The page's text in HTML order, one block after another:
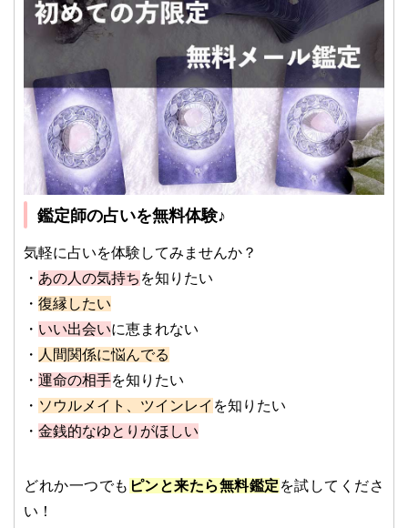
鑑定師の占いを無料体験♪
気軽に占いを体験してみませんか？
・ あの人の気持ち を知りたい
・ 復縁したい
・ いい出会いに恵まれない
・ 人間関係に悩んでる
・ 運命の相手を知りたい
・ ソウルメイト、ツインレイ を知りたい
・ 金銭的なゆとりがほしい
どれか一つでも ピンと来たら無料鑑定 を試してくださ
い！